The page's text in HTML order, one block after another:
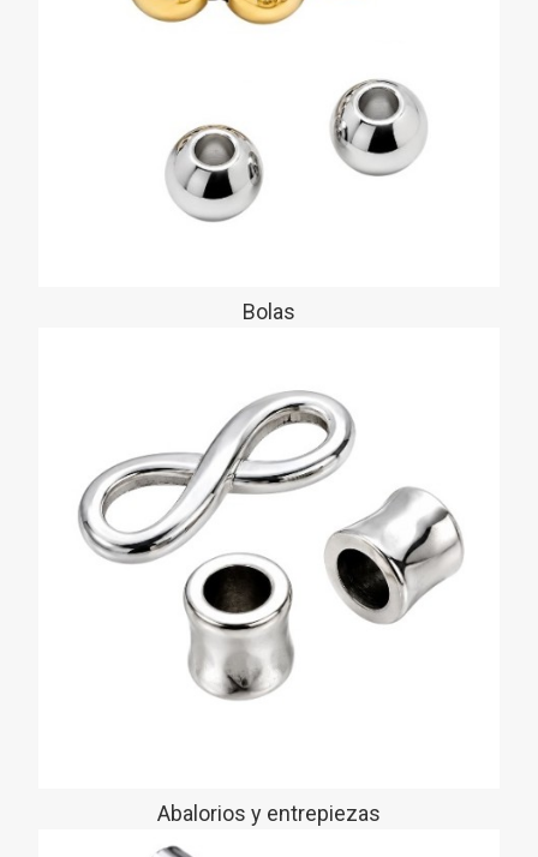
Bolas
Abalorios y entrepiezas